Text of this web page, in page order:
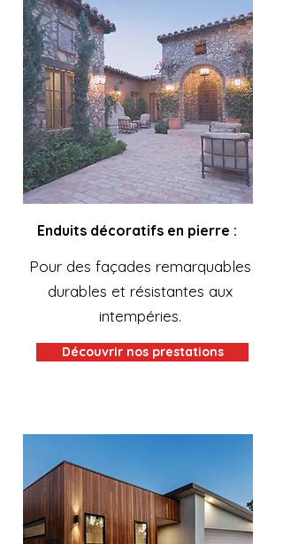
Enduits décoratifs en pierre :
Pour des façades remarquables
durables et résistantes aux
intempéries.
Découvrir nos prestations